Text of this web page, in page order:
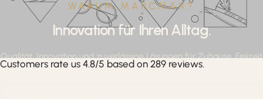
WARUM MARCMAX?
Innovation für Ihren Alltag.
Qualität, Innovation und zuverlässige Lösungen für Zuhause, Freizeit
und professionelle Anwendungen.
Customers rate us 4.8/5 based on 289 reviews.